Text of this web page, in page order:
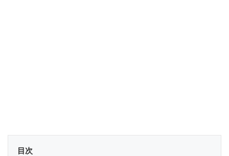
目次